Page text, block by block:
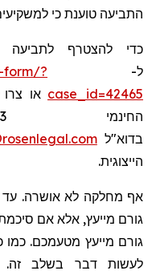
התביעה טוענת כי
כדי להצטרף
ל- form/?
case_id=42465 או
בדוא"ל
הייצוגית.
אף מחלקה לא אושרה. עד
גורם מייעץ, אלא אם
גורם מייעץ מטעמכם. כמו
לעשות דבר בשלב זה.